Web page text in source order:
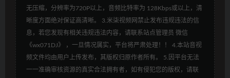
无压缩，分辨率为720P以上，音频比特率为 128Kbps或以上，清
晰度方面绝对保证高清晰。 3.米柒视频网禁止发布违规违法的信
息，若您发现有相关违规违法内容，请联系站点管理员 微信
《wx071DJ》 ，一旦情况属实，平台将严肃处理！！ 4.本站音视
频文件均由用户上传发布，其版权归原作者所有。 5.因平台无法
一一准确审核资源的真实合法拥有者，如有侵犯您的版权，请联